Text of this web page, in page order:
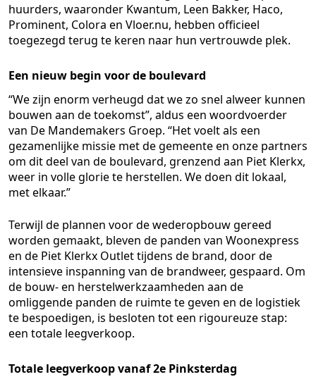
huurders, waaronder Kwantum, Leen Bakker, Haco,
Prominent, Colora en Vloer.nu, hebben officieel
toegezegd terug te keren naar hun vertrouwde plek.
Een nieuw begin voor de boulevard
“We zijn enorm verheugd dat we zo snel alweer kunnen
bouwen aan de toekomst”, aldus een woordvoerder
van De Mandemakers Groep. “Het voelt als een
gezamenlijke missie met de gemeente en onze partners
om dit deel van de boulevard, grenzend aan Piet Klerkx,
weer in volle glorie te herstellen. We doen dit lokaal,
met elkaar.”
Terwijl de plannen voor de wederopbouw gereed
worden gemaakt, bleven de panden van Woonexpress
en de Piet Klerkx Outlet tijdens de brand, door de
intensieve inspanning van de brandweer, gespaard. Om
de bouw- en herstelwerkzaamheden aan de
omliggende panden de ruimte te geven en de logistiek
te bespoedigen, is besloten tot een rigoureuze stap:
een totale leegverkoop.
Totale leegverkoop vanaf 2e Pinksterdag